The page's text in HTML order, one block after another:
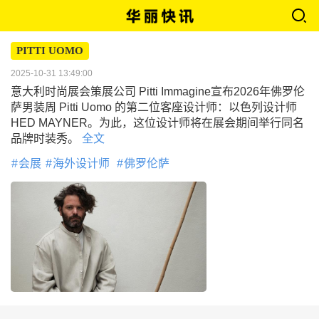
PITTI UOMO
2025-10-31 13:49:00
意大利时尚展会策展公司 Pitti Immagine宣布2026年佛罗伦
萨男装周 Pitti Uomo 的第二位客座设计师：以色列设计师
HED MAYNER。为此，这位设计师将在展会期间举行同名
品牌时装秀。
全文
会展 海外设计师 佛罗伦萨